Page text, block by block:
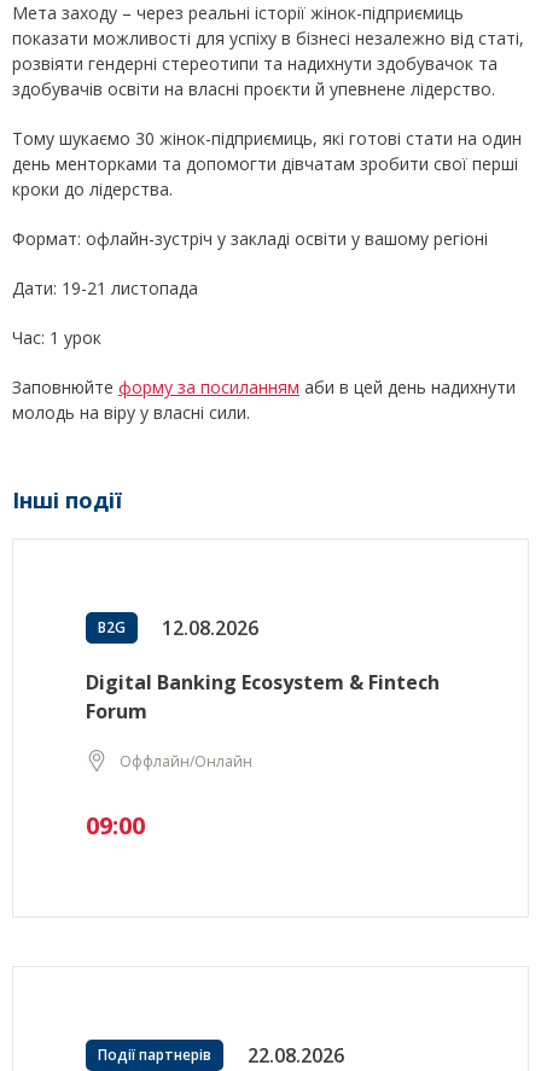
Мета заходу – через реальні історії жінок-підприємиць
показати можливості для успіху в бізнесі незалежно від статі,
розвіяти гендерні стереотипи та надихнути здобувачок та
здобувачів освіти на власні проєкти й упевнене лідерство.
Тому шукаємо 30 жінок-підприємиць, які готові стати на один
день менторками та допомогти дівчатам зробити свої перші
кроки до лідерства.
Формат: офлайн-зустріч у закладі освіти у вашому регіоні
Дати: 19-21 листопада
Час: 1 урок
Заповнюйте форму за посиланням аби в цей день надихнути
молодь на віру у власні сили.
Інші події
B2G 12.08.2026
Digital Banking Ecosystem & Fintech
Forum
Оффлайн/Онлайн
09:00
Події партнерів 22.08.2026